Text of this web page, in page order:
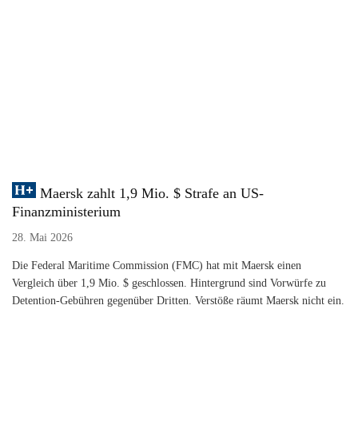
Maersk zahlt 1,9 Mio. $ Strafe an US-
Finanzministerium
28. Mai 2026
Die Federal Maritime Commission (FMC) hat mit Maersk einen
Vergleich über 1,9 Mio. $ geschlossen. Hintergrund sind Vorwürfe zu
Detention-Gebühren gegenüber Dritten. Verstöße räumt Maersk nicht ein.